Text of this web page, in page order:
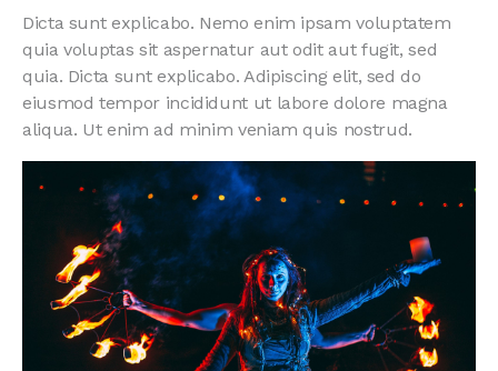
Dicta sunt explicabo. Nemo enim ipsam voluptatem
quia voluptas sit aspernatur aut odit aut fugit, sed
quia. Dicta sunt explicabo. Adipiscing elit, sed do
eiusmod tempor incididunt ut labore dolore magna
aliqua. Ut enim ad minim veniam quis nostrud.